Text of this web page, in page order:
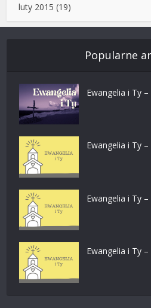
luty 2015 (19)
Popularne
Ewangelia i Ty
Ewangelia i Ty
Ewangelia i Ty
Ewangelia i Ty